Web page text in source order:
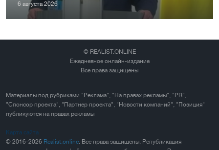
6 августа 2026
© REALIST.ONLINE
Ежедневное онлайн-издание
Все права защищены
Материалы под рубриками "Реклама", "На правах рекламы", "PR",
"Спонсор проекта", "Партнер проекта", "Новости компаний", "Позиция"
публикуются на правах рекламы
Карта сайта
© 2016-2026 Realist.online. Все права защищены. Републикация